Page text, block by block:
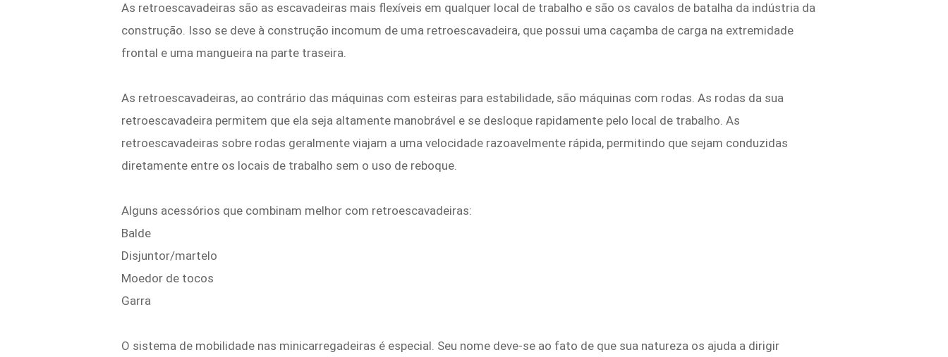
As retroescavadeiras são as escavadeiras mais flexíveis em qualquer local de trabalho e são os cavalos de batalha da indústria da
construção. Isso se deve à construção incomum de uma retroescavadeira, que possui uma caçamba de carga na extremidade
frontal e uma mangueira na parte traseira.
As retroescavadeiras, ao contrário das máquinas com esteiras para estabilidade, são máquinas com rodas. As rodas da sua
retroescavadeira permitem que ela seja altamente manobrável e se desloque rapidamente pelo local de trabalho. As
retroescavadeiras sobre rodas geralmente viajam a uma velocidade razoavelmente rápida, permitindo que sejam conduzidas
diretamente entre os locais de trabalho sem o uso de reboque.
Alguns acessórios que combinam melhor com retroescavadeiras:
Balde
Disjuntor/martelo
Moedor de tocos
Garra
O sistema de mobilidade nas minicarregadeiras é especial. Seu nome deve-se ao fato de que sua natureza os ajuda a dirigir